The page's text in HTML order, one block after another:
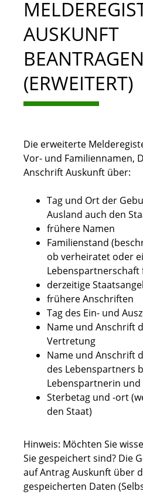
AUSKUNFT
BEANTRAGEN
(ERWEITERT)
Die erweiterte
Vor- und Familiennamen,
Anschrift Auskunft über:
Tag und Ort der
Ausland auch den
frühere Namen
Familienstand
ob verheiratet oder
derzeitige
frühere Anschriften
Tag des Ein- und
Name und Anschrift
Vertretung
Name und Anschrift
des Lebenspartners
Lebenspartnerin und
Sterbetag und -ort
den Staat)
Hinweis: Möchten Sie
Sie gespeichert sind? Die
auf Antrag Auskunft über
gespeicherten Daten